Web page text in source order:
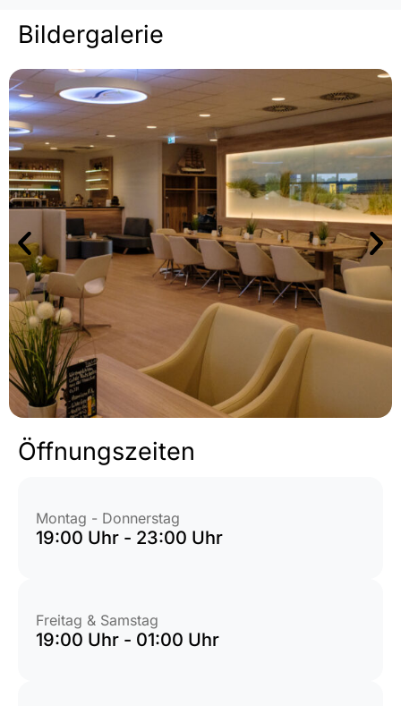
Himbeere
Bildergalerie
Öffnungszeiten
Montag - Donnerstag
19:00 Uhr - 23:00 Uhr
Freitag & Samstag
19:00 Uhr - 01:00 Uhr